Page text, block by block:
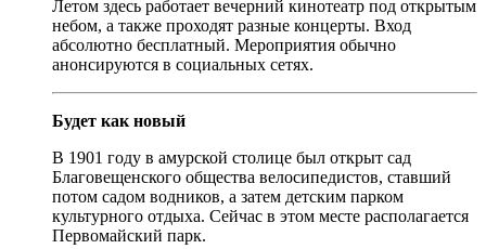
Летом здесь работает вечерний кинотеатр под открытым
небом, а также проходят разные концерты. Вход
абсолютно бесплатный. Мероприятия обычно
анонсируются в социальных сетях.
Будет как новый
В 1901 году в амурской столице был открыт сад
Благовещенского общества велосипедистов, ставший
потом садом водников, а затем детским парком
культурного отдыха. Сейчас в этом месте располагается
Первомайский парк.